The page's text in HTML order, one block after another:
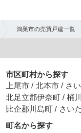
鴻巣市の売買戸建一覧
市区町村から探す
上尾市 / 北本市 / さ
北足立郡伊奈町 / 桶
比企郡川島町 / さい
町名から探す